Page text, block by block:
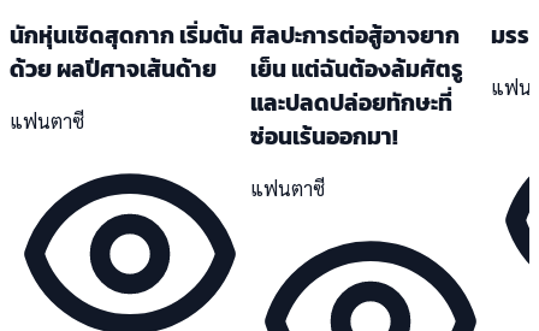
นักหุ่นเชิดสุดกาก เริ่มต้น
ด้วย ผลปีศาจเส้นด้าย
แฟนตาซี
ศิลปะการต่อสู้อาจยาก
เย็น แต่ฉันต้องล้มศัตรู
และปลดปล่อยทักษะที่
ซ่อนเร้นออกมา!
แฟนตาซี
มรร
แฟน